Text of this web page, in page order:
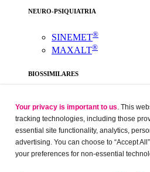
NEURO-PSIQUIATRIA
SINEMET®
MAXALT®
BIOSSIMILARES
- Listagem de produtos
Webinars
Webinars
Webinars
Implacademy
Your privacy is important to us . This
tracking technologies, including those
essential site functionality, analytics,
advertising. You can choose to “Accept
your preferences for non-essential